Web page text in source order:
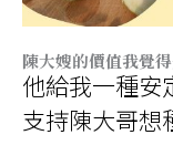
陳大嫂的價值我覺
他給我一種安
支持陳大哥想